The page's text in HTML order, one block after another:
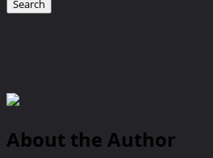
About the Author